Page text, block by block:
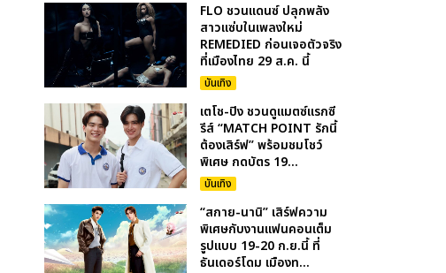
FLO ชวนแดนซ์ ปลุกพลัง
สาวแซ่บในเพลงใหม่
REMEDIED ก่อนเจอตัวจริง
ที่เมืองไทย 29 ส.ค. นี้
บันเทิง
เตโช-ปิง ชวนดูแมตซ์แรกซี
รีส์ “MATCH POINT รักนี้
ต้องเสิร์ฟ” พร้อมชมโชว์
พิเศษ กดบัตร 19...
บันเทิง
“สกาย-นานิ” เสิร์ฟความ
พิเศษกับงานแฟนคอนเต็ม
รูปแบบ 19-20 ก.ย.นี้ ที่
ธันเดอร์โดม เมืองท...